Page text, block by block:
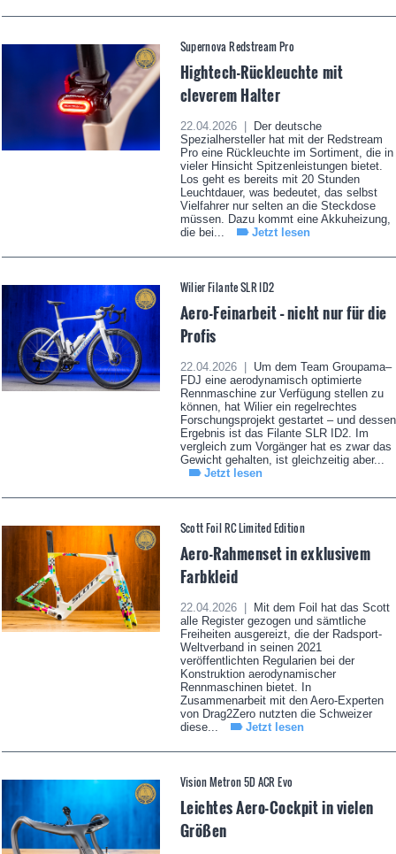
Supernova Redstream Pro
Hightech-Rückleuchte mit
cleverem Halter
22.04.2026 |
Der deutsche
Spezialhersteller hat mit der Redstream
Pro eine Rückleuchte im Sortiment, die in
vieler Hinsicht Spitzenleistungen bietet.
Los geht es bereits mit 20 Stunden
Leuchtdauer, was bedeutet, das selbst
Vielfahrer nur selten an die Steckdose
müssen. Dazu kommt eine Akkuheizung,
die bei...
Jetzt lesen
Wilier Filante SLR ID2
Aero-Feinarbeit – nicht nur für die
Profis
22.04.2026 |
Um dem Team Groupama–
FDJ eine aerodynamisch optimierte
Rennmaschine zur Verfügung stellen zu
können, hat Wilier ein regelrechtes
Forschungsprojekt gestartet – und dessen
Ergebnis ist das Filante SLR ID2. Im
vergleich zum Vorgänger hat es zwar das
Gewicht gehalten, ist gleichzeitig aber...
Jetzt lesen
Scott Foil RC Limited Edition
Aero-Rahmenset in exklusivem
Farbkleid
22.04.2026 |
Mit dem Foil hat das Scott
alle Register gezogen und sämtliche
Freiheiten ausgereizt, die der Radsport-
Weltverband in seinen 2021
veröffentlichten Regularien bei der
Konstruktion aerodynamischer
Rennmaschinen bietet. In
Zusammenarbeit mit den Aero-Experten
von Drag2Zero nutzten die Schweizer
diese...
Jetzt lesen
Vision Metron 5D ACR Evo
Leichtes Aero-Cockpit in vielen
Größen